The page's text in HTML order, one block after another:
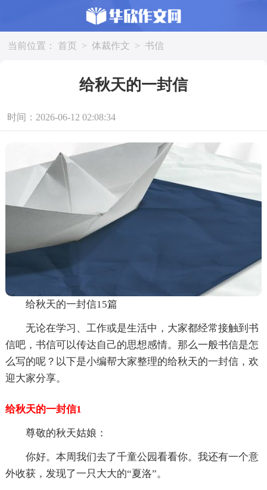
当前位置： 首页 > 体裁作文 > 书信
给秋天的一封信
时间：2026-06-12 02:08:34
给秋天的一封信15篇
无论在学习、工作或是生活中，大家都经常接触到书
信吧，书信可以传达自己的思想感情。那么一般书信是怎
么写的呢？以下是小编帮大家整理的给秋天的一封信，欢
迎大家分享。
给秋天的一封信1
尊敬的秋天姑娘：
你好。本周我们去了千童公园看看你。我还有一个意
外收获，发现了一只大大的“夏洛”。